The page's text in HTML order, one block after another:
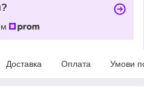
Доставка Оплата Умови